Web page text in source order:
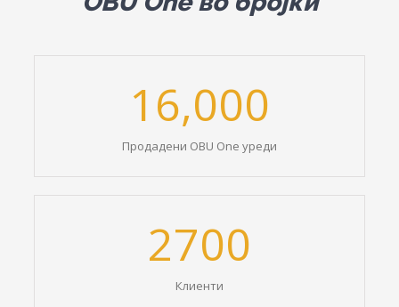
16,000
Продадени OBU One уреди
2700
Клиенти